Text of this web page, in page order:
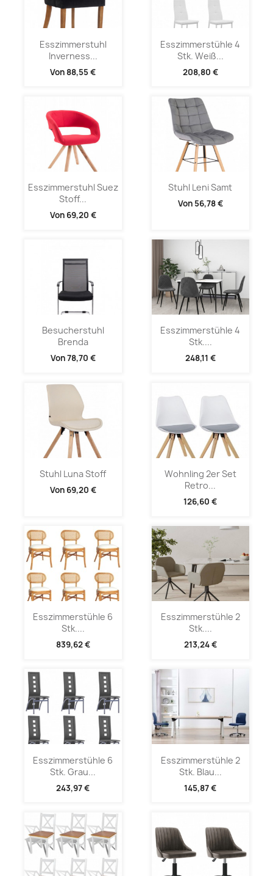
Esszimmerstuhl
Inverness...
Von 88,55 €
Esszimmerstühle 4
Stk. Weiß...
208,80 €
Esszimmerstuhl Suez
Stoff...
Von 69,20 €
Stuhl Leni Samt
Von 56,78 €
Besucherstuhl
Brenda
Von78,70 €
Esszimmerstühle 4
Stk....
248,11 €
Stuhl Luna Stoff
Von 69,20 €
Wohnling 2er Set
Retro...
126,60 €
Esszimmerstühle 6
Stk....
839,62 €
Esszimmerstühle 2
Stk....
213,24 €
Esszimmerstühle 6
Stk. Grau...
243,97 €
Esszimmerstühle 2
Stk. Blau...
145,87 €